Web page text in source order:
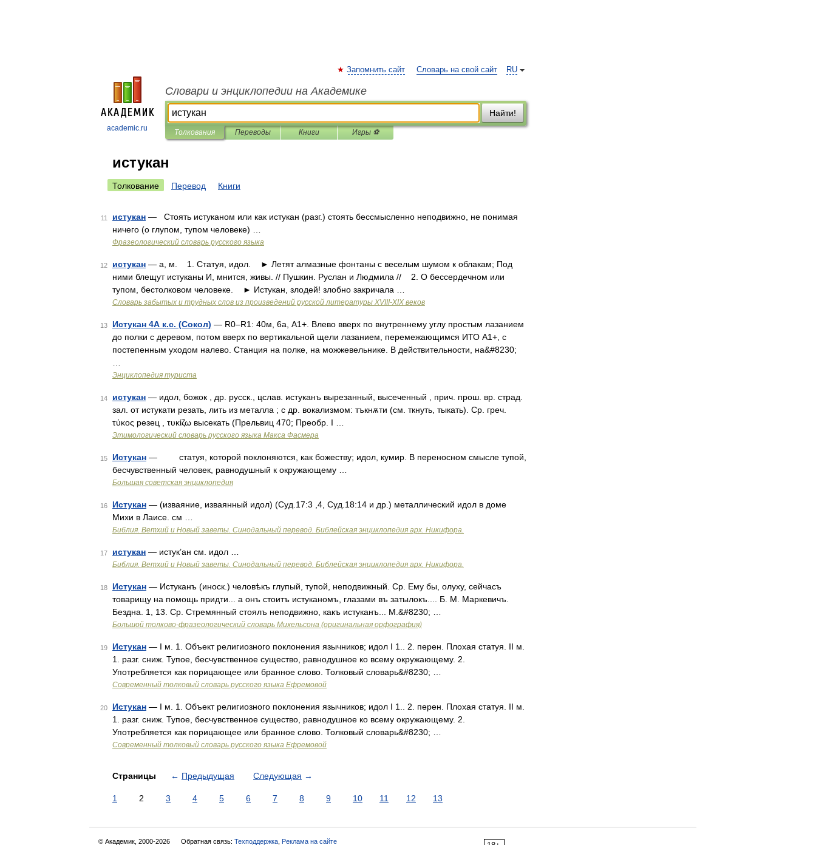
academic.ru
RU
Запомнить сайт Словарь на свой сайт
Словари и энциклопедии на Академике
Найти!
Толкования Переводы Книги Игры ⚽
истукан
Толкование Перевод Книги
11 истукан — Стоять истуканом или как истукан (разг.) стоять бессмысленно неподвижно, не понимая
ничего (о глупом, тупом человеке) …
Фразеологический словарь русского языка
12 истукан — а, м. 1. Статуя, идол. ► Летят алмазные фонтаны с веселым шумом к облакам; Под
ними блещут истуканы И, мнится, живы. // Пушкин. Руслан и Людмила // 2. О бессердечном или
тупом, бестолковом человеке. ► Истукан, злодей! злобно закричала …
Словарь забытых и трудных слов из произведений русской литературы ХVIII-ХIХ веков
13 Истукан 4А к.с. (Сокол) — R0–R1: 40м, 6а, А1+. Влево вверх по внутреннему углу простым лазанием
до полки с деревом, потом вверх по вертикальной щели лазанием, перемежающимся ИТО А1+, с
постепенным уходом налево. Станция на полке, на можжевельнике. В действительности, на&#8230;
Энциклопедия туриста
14 истукан — идол, божок , др. русск., цслав. истуканъ вырезанный, высеченный , прич. прош. вр. страд.
зал. от истукати резать, лить из металла ; с др. вокализмом: тъкнѫти (см. ткнуть, тыкать). Ср. греч.
τύκος резец , τυκίζω высекать (Прельвиц 470; Преобр. I …
Этимологический словарь русского языка Макса Фасмера
15 Истукан — статуя, которой поклоняются, как божеству; идол, кумир. В переносном смысле тупой,
бесчувственный человек, равнодушный к окружающему …
Большая советская энциклопедия
16 Истукан — (изваяние, изваянный идол) (Суд.17:3 ,4, Суд.18:14 и др.) металлический идол в доме
Михи в Лаисе. см …
Библия. Ветхий и Новый заветы. Синодальный перевод. Библейская энциклопедия арх. Никифора.
17 истукан — истук’ан см. идол …
Библия. Ветхий и Новый заветы. Синодальный перевод. Библейская энциклопедия арх. Никифора.
18 Истукан — Истуканъ (иноск.) человѣкъ глупый, тупой, неподвижный. Ср. Ему бы, олуху, сейчасъ
товарищу на помощь придти... а онъ стоитъ истуканомъ, глазами въ затылокъ.... Б. М. Маркевичъ.
Бездна. 1, 13. Ср. Стремянный стоялъ неподвижно, какъ истуканъ... М.&#8230; …
Большой толково-фразеологический словарь Михельсона (оригинальная орфография)
19 Истукан — I м. 1. Объект религиозного поклонения язычников; идол I 1.. 2. перен. Плохая статуя. II м.
1. разг. сниж. Тупое, бесчувственное существо, равнодушное ко всему окружающему. 2.
Употребляется как порицающее или бранное слово. Толковый словарь&#8230; …
Современный толковый словарь русского языка Ефремовой
20 Истукан — I м. 1. Объект религиозного поклонения язычников; идол I 1.. 2. перен. Плохая статуя. II м.
1. разг. сниж. Тупое, бесчувственное существо, равнодушное ко всему окружающему. 2.
Употребляется как порицающее или бранное слово. Толковый словарь&#8230; …
Современный толковый словарь русского языка Ефремовой
Страницы ← Предыдущая Следующая →
1 2 3 4 5 6 7 8 9 10 11 12 13
© Академик, 2000-2026 Обратная связь: Техподдержка Реклама на сайте